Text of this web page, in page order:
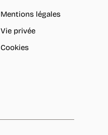
Mentions légales
Vie privée
Cookies